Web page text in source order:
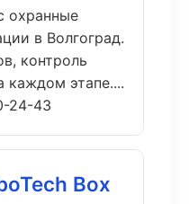
охранные
в Волгоград.
контроль
каждом этапе....
24-43
Box